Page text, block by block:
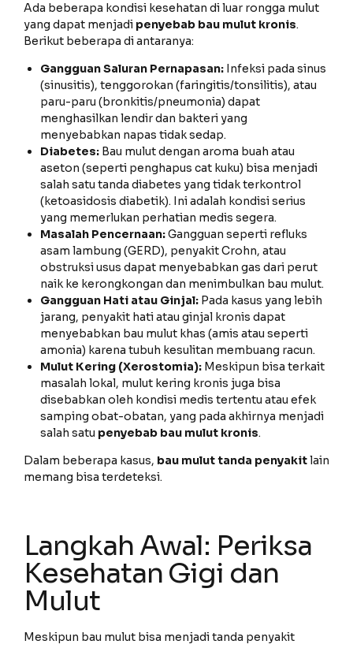
Ada beberapa kondisi kesehatan di luar rongga mulut
yang dapat menjadi penyebab bau mulut kronis.
Berikut beberapa di antaranya:
Gangguan Saluran Pernapasan: Infeksi pada sinus
(sinusitis), tenggorokan (faringitis/tonsilitis), atau
paru-paru (bronkitis/pneumonia) dapat
menghasilkan lendir dan bakteri yang
menyebabkan napas tidak sedap.
Diabetes: Bau mulut dengan aroma buah atau
aseton (seperti penghapus cat kuku) bisa menjadi
salah satu tanda diabetes yang tidak terkontrol
(ketoasidosis diabetik). Ini adalah kondisi serius
yang memerlukan perhatian medis segera.
Masalah Pencernaan:Gangguan seperti refluks
asam lambung (GERD), penyakit Crohn, atau
obstruksi usus dapat menyebabkan gas dari perut
naik ke kerongkongan dan menimbulkan bau mulut.
Gangguan Hati atau Ginjal: Pada kasus yang lebih
jarang, penyakit hati atau ginjal kronis dapat
menyebabkan bau mulut khas (amis atau seperti
amonia) karena tubuh kesulitan membuang racun.
Mulut Kering (Xerostomia): Meskipun bisa terkait
masalah lokal, mulut kering kronis juga bisa
disebabkan oleh kondisi medis tertentu atau efek
samping obat-obatan, yang pada akhirnya menjadi
salah satu penyebab bau mulut kronis.
Dalam beberapa kasus, bau mulut tanda penyakitlain
memang bisa terdeteksi.
Langkah Awal: Periksa
Kesehatan Gigi dan
Mulut
Meskipun bau mulut bisa menjadi tanda penyakit